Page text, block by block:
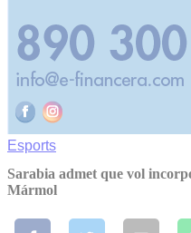
Esports
Sarabia admet que vol
Mármol